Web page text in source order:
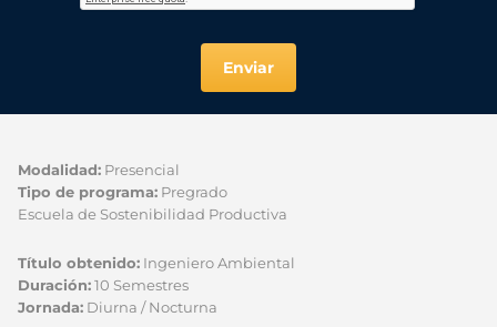
Enviar
Modalidad: Presencial
Tipo de programa: Pregrado
Escuela de Sostenibilidad Productiva
Título obtenido: Ingeniero Ambiental
Duración:10 Semestres
Jornada: Diurna / Nocturna